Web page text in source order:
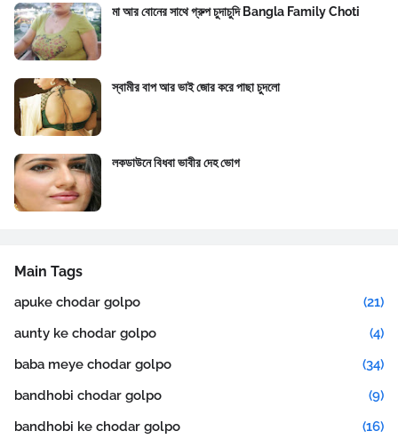
মা আর বোনের সাথে গ্রুপ চুদাচুদি Bangla Family Choti
স্বামীর বাপ আর ভাই জোর করে পাছা চুদলো
লকডাউনে বিধবা ভাবীর দেহ ভোগ
Main Tags
apuke chodar golpo
(21)
aunty ke chodar golpo
(4)
baba meye chodar golpo
(34)
bandhobi chodar golpo
(9)
bandhobi ke chodar golpo
(16)